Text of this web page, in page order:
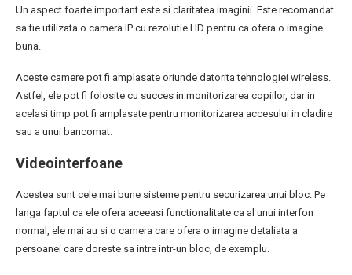
Un aspect foarte important este si claritatea imaginii. Este recomandat
sa fie utilizata o camera IP cu rezolutie HD pentru ca ofera o imagine
buna.
Aceste camere pot fi amplasate oriunde datorita tehnologiei wireless.
Astfel, ele pot fi folosite cu succes in monitorizarea copiilor, dar in
acelasi timp pot fi amplasate pentru monitorizarea accesului in cladire
sau a unui bancomat.
Videointerfoane
Acestea sunt cele mai bune sisteme pentru securizarea unui bloc. Pe
langa faptul ca ele ofera aceeasi functionalitate ca al unui interfon
normal, ele mai au si o camera care ofera o imagine detaliata a
persoanei care doreste sa intre intr-un bloc, de exemplu.